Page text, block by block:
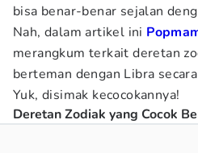
bisa benar-benar sejalan
Nah, dalam artikel ini
merangkum terkait deretan
berteman dengan Libra
Yuk, disimak kecocokannya!
Deretan Zodiak yang Cocok